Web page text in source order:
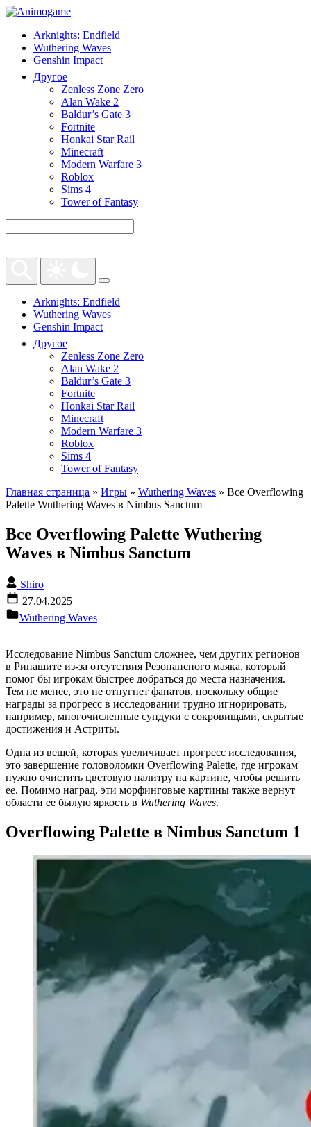
Arknights: Endfield
Wuthering Waves
Genshin Impact
Другое
Zenless Zone Zero
Alan Wake 2
Baldur’s Gate 3
Fortnite
Honkai Star Rail
Minecraft
Modern Warfare 3
Roblox
Sims 4
Tower of Fantasy
Arknights: Endfield
Wuthering Waves
Genshin Impact
Другое
Zenless Zone Zero
Alan Wake 2
Baldur’s Gate 3
Fortnite
Honkai Star Rail
Minecraft
Modern Warfare 3
Roblox
Sims 4
Tower of Fantasy
Главная страница » Игры » Wuthering Waves » Все Overflowing
Palette Wuthering Waves в Nimbus Sanctum
Все Overflowing Palette Wuthering
Waves в Nimbus Sanctum
Shiro
27.04.2025
Wuthering Waves
Исследование Nimbus Sanctum сложнее, чем других регионов
в Ринашите из-за отсутствия Резонансного маяка, который
помог бы игрокам быстрее добраться до места назначения.
Тем не менее, это не отпугнет фанатов, поскольку общие
награды за прогресс в исследовании трудно игнорировать,
например, многочисленные сундуки с сокровищами, скрытые
достижения и Астриты.
Одна из вещей, которая увеличивает прогресс исследования,
это завершение головоломки Overflowing Palette, где игрокам
нужно очистить цветовую палитру на картине, чтобы решить
ее. Помимо наград, эти морфинговые картины также вернут
области ее былую яркость в Wuthering Waves.
Overflowing Palette в Nimbus Sanctum 1